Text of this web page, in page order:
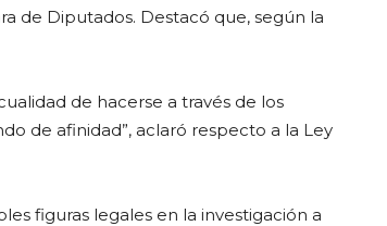
de Diputados. Destacó que, según la
de hacerse a través de los
de afinidad”, aclaró respecto a la Ley
figuras legales en la investigación a